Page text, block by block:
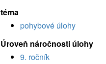
téma
pohybové úlohy
Úroveň náročnosti úlohy
9. ročník